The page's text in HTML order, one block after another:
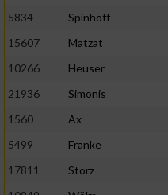
5834
Spinhoff
15607
Matzat
10266
Heuser
21936
Simonis
1560
Ax
5499
Franke
17811
Storz